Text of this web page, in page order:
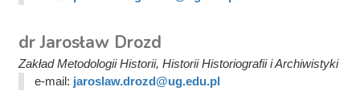
dr Jarosław Drozd
Zakład Metodologii Historii, Historii Historiografii i Archiwistyki
e-mail: jaroslaw.drozd@ug.edu.pl